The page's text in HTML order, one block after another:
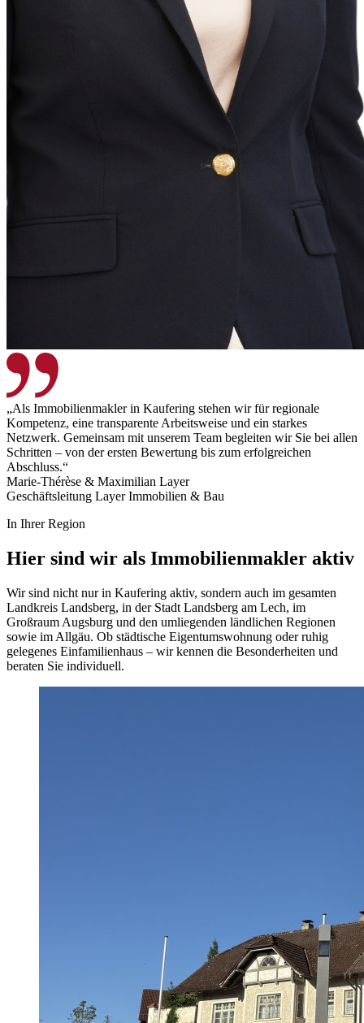
„Als Immobilienmakler in Kaufering stehen wir für regionale
Kompetenz, eine transparente Arbeitsweise und ein starkes
Netzwerk. Gemeinsam mit unserem Team begleiten wir Sie bei allen
Schritten – von der ersten Bewertung bis zum erfolgreichen
Abschluss.“
Marie-Thérèse & Maximilian Layer
Geschäftsleitung Layer Immobilien & Bau
In Ihrer Region
Hier sind wir als Immobilienmakler aktiv
Wir sind nicht nur in Kaufering aktiv, sondern auch im gesamten
Landkreis Landsberg, in der Stadt Landsberg am Lech, im
Großraum Augsburg und den umliegenden ländlichen Regionen
sowie im Allgäu. Ob städtische Eigentumswohnung oder ruhig
gelegenes Einfamilienhaus – wir kennen die Besonderheiten und
beraten Sie individuell.